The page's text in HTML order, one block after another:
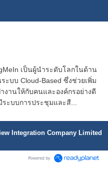
เป็นผู้นำระดับโลกในด้าน
ะบบ Cloud-Based ซึ่งช่วยเพิ่ม
งานให้กับคนและองค์กรอย่างดี
ระบบการประชุมและสื...
Integration Company Limited